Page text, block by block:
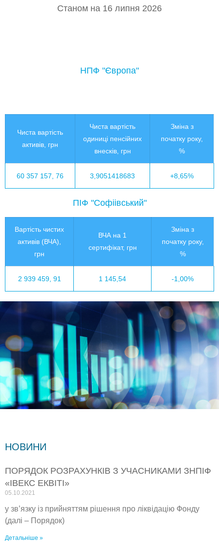
Станом на 16 липня 2026
НПФ "Європа"
Чиста вартість
активів, грн
Чиста вартість
одиниці пенсійних
внесків, грн
Зміна з
початку року,
%
60 357 157, 76 3,9051418683 +8,65%
ПІФ "Софіівський"
Вартість чистих
активів (ВЧА),
грн
ВЧА на 1
сертифікат, грн
Зміна з
початку року,
%
2 939 459, 91 1 145,54 -1,00%
НОВИНИ
ПОРЯДОК РОЗРАХУНКІВ З УЧАСНИКАМИ ЗНПІФ
«ІВЕКС ЕКВІТІ»
05.10.2021
у зв’язку із прийняттям рішення про ліквідацію Фонду
(далі – Порядок)
Детальніше »